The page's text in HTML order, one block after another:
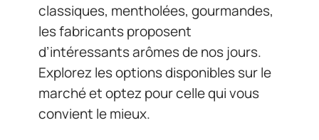
classiques, mentholées, gourmandes,
les fabricants proposent
d’intéressants arômes de nos jours.
Explorez les options disponibles sur le
marché et optez pour celle qui vous
convient le mieux.